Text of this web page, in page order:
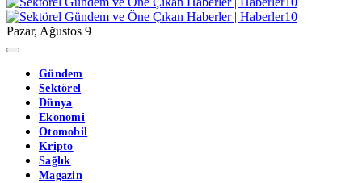
Pazar, Ağustos 9
Gündem
Sektörel
Dünya
Ekonomi
Otomobil
Kripto
Sağlık
Magazin